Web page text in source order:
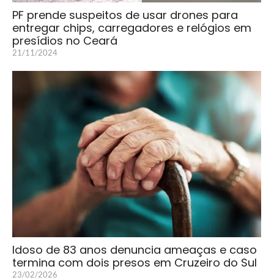
PF prende suspeitos de usar drones para
entregar chips, carregadores e relógios em
presídios no Ceará
21/11/2024
Idoso de 83 anos denuncia ameaças e caso
termina com dois presos em Cruzeiro do Sul
23/02/2026